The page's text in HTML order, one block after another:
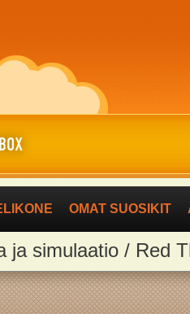
OMAT SUOSIKIT
ja simulaatio / Red